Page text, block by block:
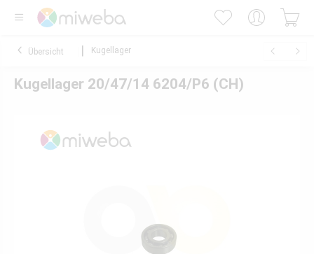
Übersicht Kugellager
Kugellager 20/47/14 6204/P6 (CH)